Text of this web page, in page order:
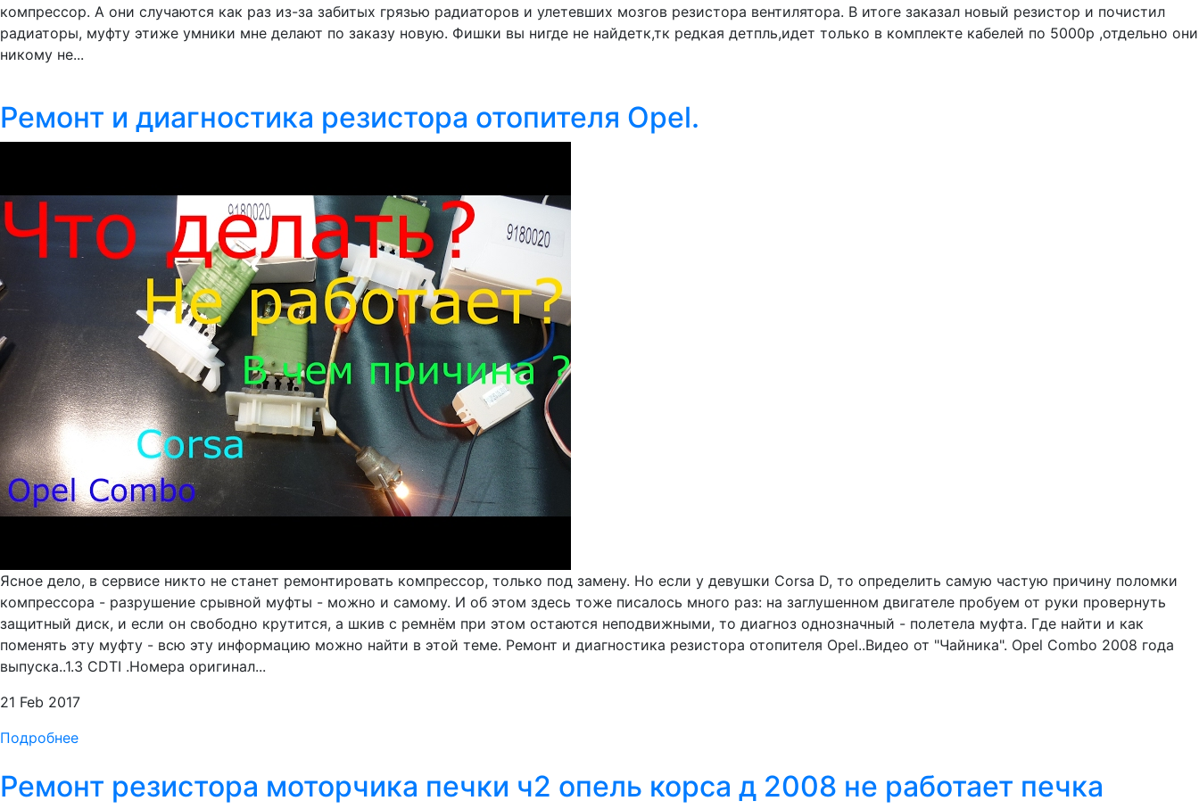
компрессор. А они случаются как раз из-за забитых грязью радиаторов и улетевших мозгов резистора вентилятора. В итоге заказал новый резистор и почистил
радиаторы, муфту этиже умники мне делают по заказу новую. Фишки вы нигде не найдетк,тк редкая детпль,идет только в комплекте кабелей по 5000р ,отдельно они
никому не...
Ремонт и диагностика резистора отопителя Opel.
Ясное дело, в сервисе никто не станет ремонтировать компрессор, только под замену. Но если у девушки Corsa D, то определить самую частую причину поломки
компрессора - разрушение срывной муфты - можно и самому. И об этом здесь тоже писалось много раз: на заглушенном двигателе пробуем от руки провернуть
защитный диск, и если он свободно крутится, а шкив с ремнём при этом остаются неподвижными, то диагноз однозначный - полетела муфта. Где найти и как
поменять эту муфту - всю эту информацию можно найти в этой теме. Ремонт и диагностика резистора отопителя Opel..Видео от "Чайника". Opel Combo 2008 года
выпуска..1.3 CDTI .Номера оригинал...
21 Feb 2017
Подробнее
Ремонт резистора моторчика печки ч2 опель корса д 2008 не работает печка